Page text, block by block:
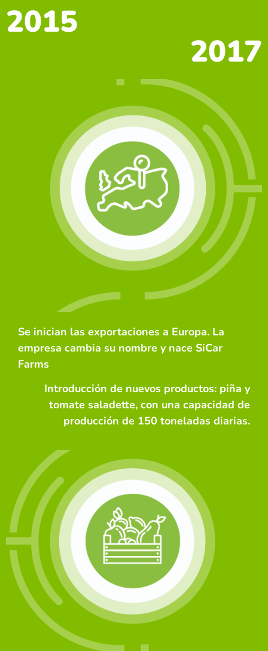
2015
2017
Se inician las exportaciones a Europa. La
empresa cambia su nombre y nace SiCar
Farms
Introducción de nuevos productos: piña y
tomate saladette, con una capacidad de
producción de 150 toneladas diarias.